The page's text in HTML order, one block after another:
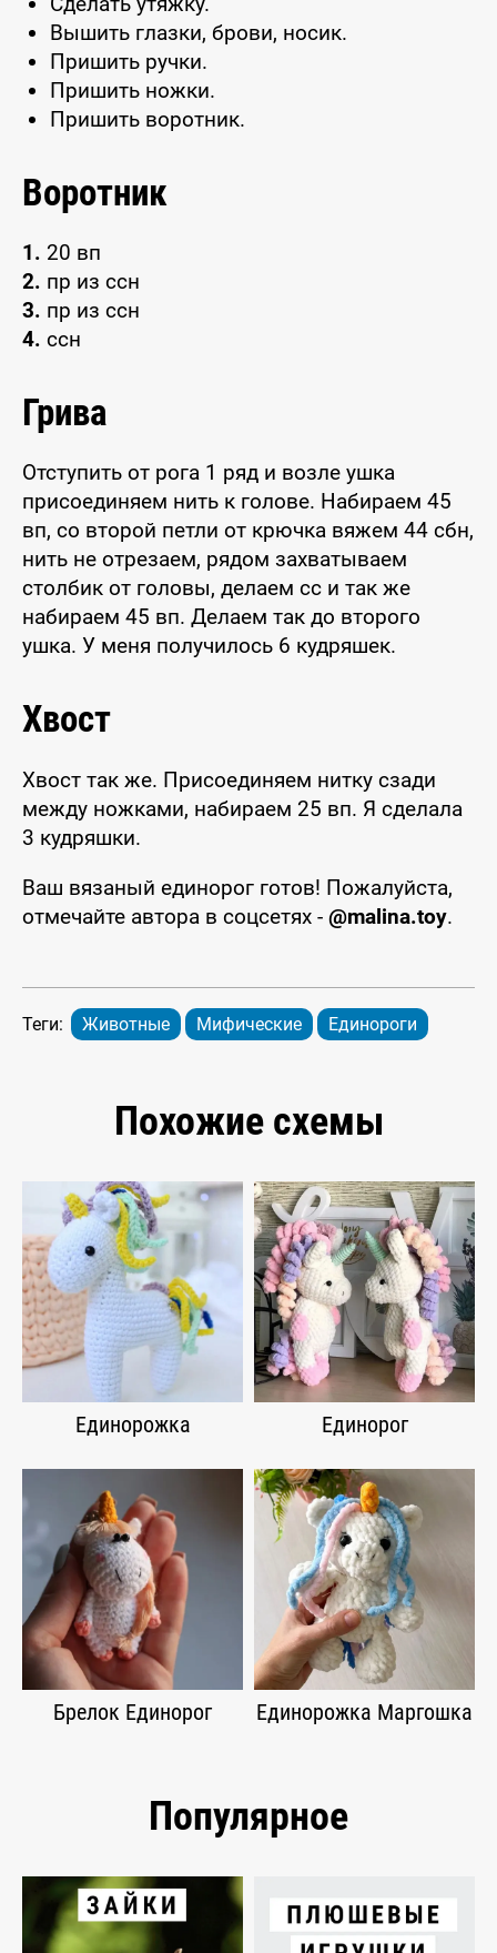
Вышить глазки, брови, носик.
Пришить ручки.
Пришить ножки.
Пришить воротник.
Воротник
1. 20 вп
2. пр из ссн
3. пр из ссн
4. ссн
Грива
Отступить от рога 1 ряд и возле ушка
присоединяем нить к голове. Набираем 45
вп, со второй петли от крючка вяжем 44 сбн,
нить не отрезаем, рядом захватываем
столбик от головы, делаем сс и так же
набираем 45 вп. Делаем так до второго
ушка. У меня получилось 6 кудряшек.
Хвост
Хвост так же. Присоединяем нитку сзади
между ножками, набираем 25 вп. Я сделала
3 кудряшки.
Ваш вязаный единорог готов! Пожалуйста,
отмечайте автора в соцсетях - @malina.toy.
Теги: Животные Мифические Единороги
Похожие схемы
Единорожка Единорог
Брелок Единорог Единорожка Маргошка
Популярное